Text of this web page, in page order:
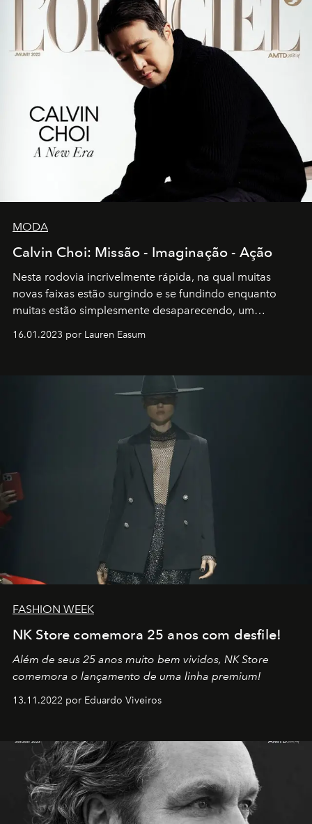
MODA
Calvin Choi: Missão - Imaginação - Ação
Nesta rodovia incrivelmente rápida, na qual muitas
novas faixas estão surgindo e se fundindo enquanto
muitas estão simplesmente desaparecendo, um
transportador AMTD abrindo caminho para muitos
por propósitos, com um claro senso de missão na vida e
16.01.2023 por Lauren Easum
FASHION WEEK
NK Store comemora 25 anos com desfile!
Além de seus 25 anos muito bem vividos, NK Store
comemora o lançamento de uma linha premium!
13.11.2022 por Eduardo Viveiros